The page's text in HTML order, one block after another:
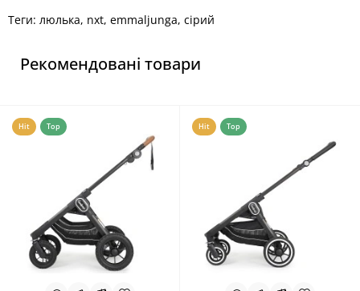
Теги: люлька, nxt, emmaljunga, сірий
Рекомендовані товари
Hit Top Hit Top